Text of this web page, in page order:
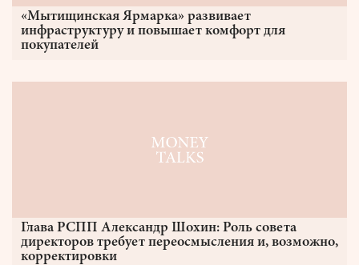
«Мытищинская Ярмарка» развивает
инфраструктуру и повышает комфорт для
покупателей
Глава РСПП Александр Шохин: Роль совета
директоров требует переосмысления и, возможно,
корректировки